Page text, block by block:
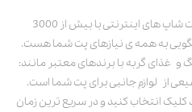
پت استور به عنوان یکی از قدیمی‌ترین پت شاپ های اینترنتی با بیش از 3000
به همه ی نیازهای پت شما هست.
غذای گربه با برندهای معتبر مانند:
از لوازم جانبی برای پت شما است.
کلیک انتخاب کنید و در سریع ترین زمان